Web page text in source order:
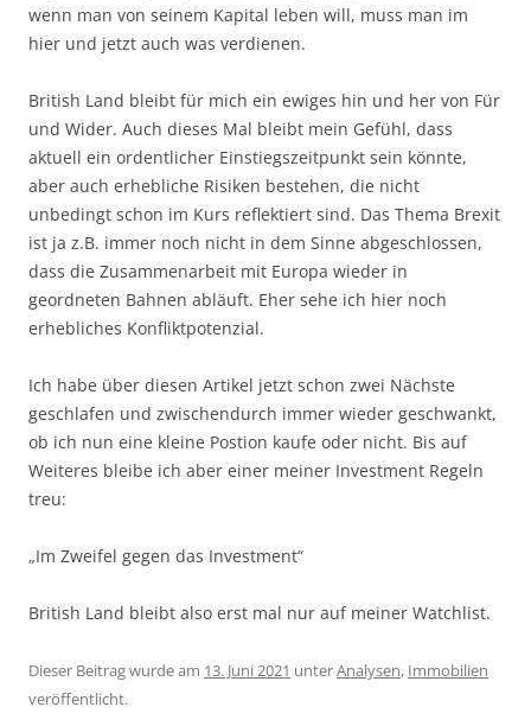
wenn man von seinem Kapital leben will, muss man im
hier und jetzt auch was verdienen.
British Land bleibt für mich ein ewiges hin und her von Für
und Wider. Auch dieses Mal bleibt mein Gefühl, dass
aktuell ein ordentlicher Einstiegszeitpunkt sein könnte,
aber auch erhebliche Risiken bestehen, die nicht
unbedingt schon im Kurs reflektiert sind. Das Thema Brexit
ist ja z.B. immer noch nicht in dem Sinne abgeschlossen,
dass die Zusammenarbeit mit Europa wieder in
geordneten Bahnen abläuft. Eher sehe ich hier noch
erhebliches Konfliktpotenzial.
Ich habe über diesen Artikel jetzt schon zwei Nächste
geschlafen und zwischendurch immer wieder geschwankt,
ob ich nun eine kleine Postion kaufe oder nicht. Bis auf
Weiteres bleibe ich aber einer meiner Investment Regeln
treu:
„Im Zweifel gegen das Investment“
British Land bleibt also erst mal nur auf meiner Watchlist.
Dieser Beitrag wurde am 13. Juni 2021 unterAnalysen, Immobilien
veröffentlicht.